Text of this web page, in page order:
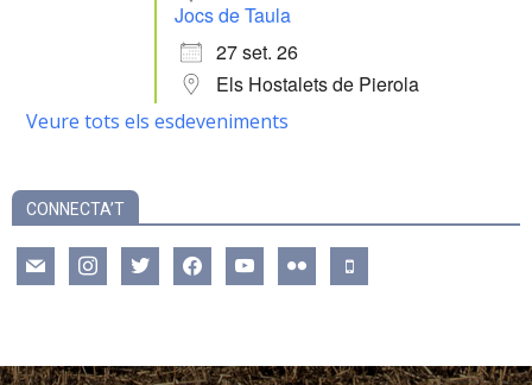
Jocs de Taula
27 set. 26
Els Hostalets de Pierola
Veure tots els esdeveniments
CONNECTA’T
mail instagramtwitter facebookyoutube flickr mobile